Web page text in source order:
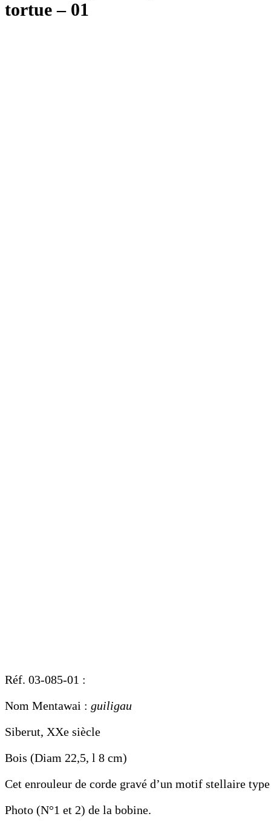
tortue – 01
Réf. 03-085-01 :
Nom Mentawai : guiligau
Siberut, XXe siècle
Bois (Diam 22,5, l 8 cm)
Cet enrouleur de corde gravé d’un motif stellaire
Photo (N°1 et 2) de la bobine.